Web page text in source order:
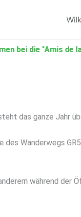
bei die "Amis de
das ganze Jahr
Wanderwegs
während der